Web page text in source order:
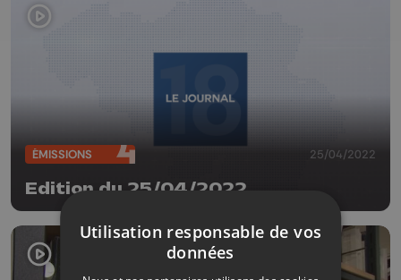
ÉMISSIONS 25/04/2022
Edition du 25/04/2022
Utilisation responsable de vos
données